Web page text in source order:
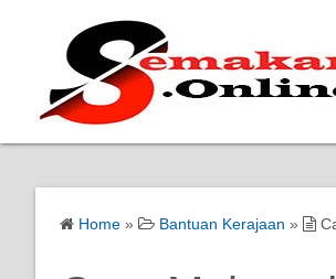
Home » Bantuan Kerajaan »